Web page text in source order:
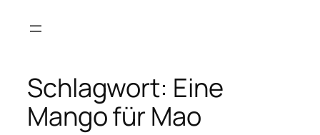
Inhalt
Schlagwort: Eine
Mango für Mao